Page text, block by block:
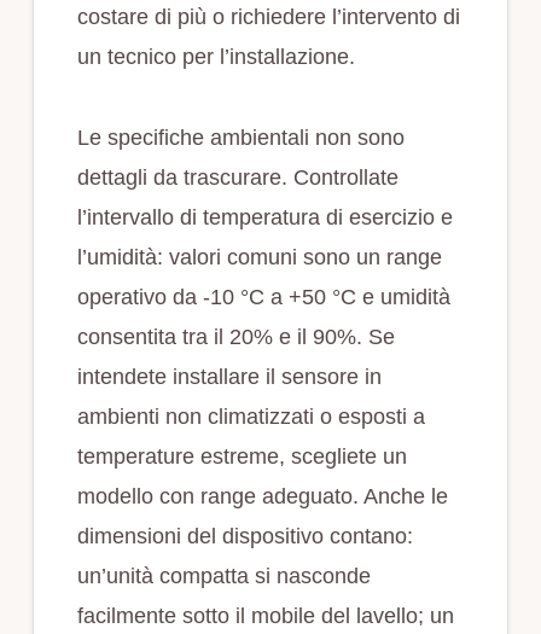
costare di più o richiedere l’intervento di
un tecnico per l’installazione.
Le specifiche ambientali non sono
dettagli da trascurare. Controllate
l’intervallo di temperatura di esercizio e
l’umidità: valori comuni sono un range
operativo da -10 °C a +50 °C e umidità
consentita tra il 20% e il 90%. Se
intendete installare il sensore in
ambienti non climatizzati o esposti a
temperature estreme, scegliete un
modello con range adeguato. Anche le
dimensioni del dispositivo contano:
un’unità compatta si nasconde
facilmente sotto il mobile del lavello; un